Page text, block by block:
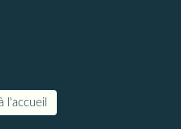
l'accueil